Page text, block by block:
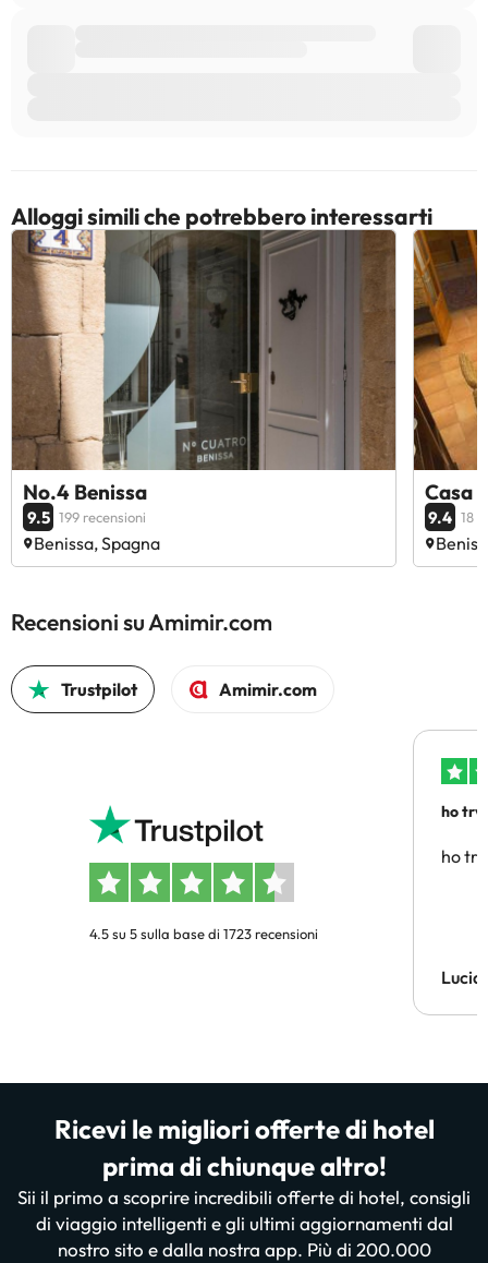
Alloggi simili che potrebbero interessarti
No.4 Benissa
9.5 199 recensioni
Benissa, Spagna
Casa
9.4 18
Recensioni su Amimir.com
Trustpilot Amimir.com
4.5 su 5 sulla base di 1723 recensioni
ho
ho
Lucia
Ricevi le migliori offerte di hotel
prima di chiunque altro!
Sii il primo a scoprire incredibili offerte di hotel, consigli
di viaggio intelligenti e gli ultimi aggiornamenti dal
nostro sito e dalla nostra app. Più di 200.000